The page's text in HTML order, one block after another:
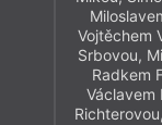
Vojtěchem
Srbovou,
Radkem
Václavem